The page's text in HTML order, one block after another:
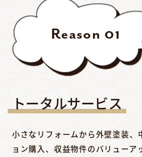
Reason 01
トータルサービス
小さなリフォームから外壁塗装、
ョン購入、収益物件のバリューア